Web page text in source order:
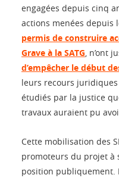
engagées depuis cinq
actions menées depuis
permis de construire
Grave à la SATG, n’ont
d’empêcher le début
leurs recours
étudiés par la justice
travaux auraient pu
Cette mobilisation des
promoteurs du projet à
position publiquement.